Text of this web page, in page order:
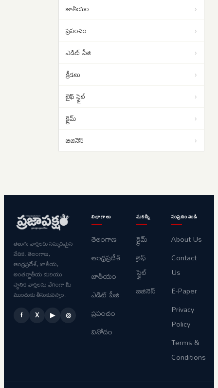
జాతీయం ›
ప్రపంచం ›
ఎడిట్ పేజి ›
క్రీడలు ›
లైఫ్ స్టైల్ ›
క్రైమ్ ›
బిజినెస్ ›
తెలుగు వార్తలకు నమ్మకమైన
వేదిక. తెలంగాణ,
ఆంధ్రప్రదేశ్, జాతీయ,
అంతర్జాతీయ మరియు
స్థానిక వార్తలను వేగంగా మీ
ముందుకు తీసుకువస్తాం.
f X ▶ ◎
విభాగాలు
తెలంగాణ
ఆంధ్రప్రదేశ్
జాతీయం
ఎడిట్ పేజి
ప్రపంచం
వినోదం
మరిన్నీ
క్రైమ్
లైఫ్
స్టైల్
బిజినెస్
సంప్రదించండి
About Us
Contact
Us
E-Paper
Privacy
Policy
Terms &
Conditions